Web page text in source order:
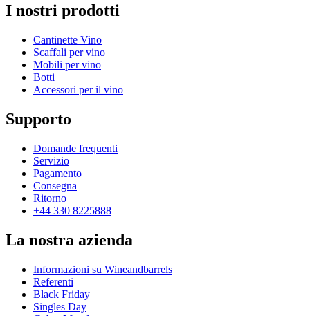
I nostri prodotti
Cantinette Vino
Scaffali per vino
Mobili per vino
Botti
Accessori per il vino
Supporto
Domande frequenti
Servizio
Pagamento
Consegna
Ritorno
+44 330 8225888
La nostra azienda
Informazioni su Wineandbarrels
Referenti
Black Friday
Singles Day